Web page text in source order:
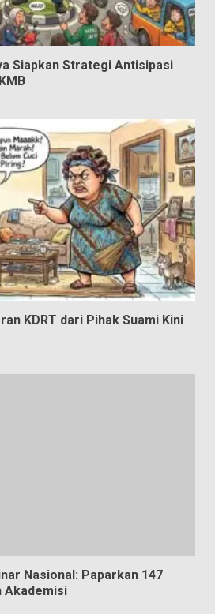
Siapkan Strategi Antisipasi
KDRT dari Pihak Suami Kini
Nasional: Paparkan 147
Akademisi